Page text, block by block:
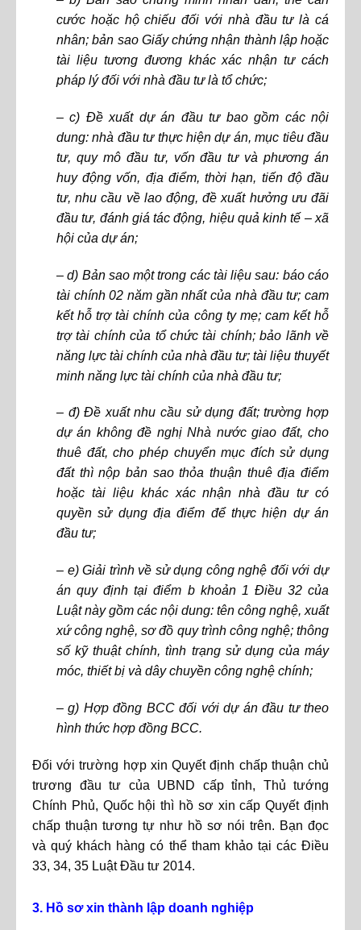
cước hoặc hộ chiếu đối với nhà đầu tư là cá
nhân; bản sao Giấy chứng nhận thành lập hoặc
tài liệu tương đương khác xác nhận tư cách
pháp lý đối với nhà đầu tư là tổ chức;
– c) Đề xuất dự án đầu tư bao gồm các nội
dung: nhà đầu tư thực hiện dự án, mục tiêu đầu
tư, quy mô đầu tư, vốn đầu tư và phương án
huy động vốn, địa điểm, thời hạn, tiến độ đầu
tư, nhu cầu về lao động, đề xuất hưởng ưu đãi
đầu tư, đánh giá tác động, hiệu quả kinh tế – xã
hội của dự án;
– d) Bản sao một trong các tài liệu sau: báo cáo
tài chính 02 năm gần nhất của nhà đầu tư; cam
kết hỗ trợ tài chính của công ty mẹ; cam kết hỗ
trợ tài chính của tổ chức tài chính; bảo lãnh về
năng lực tài chính của nhà đầu tư; tài liệu thuyết
minh năng lực tài chính của nhà đầu tư;
– đ) Đề xuất nhu cầu sử dụng đất; trường hợp
dự án không đề nghị Nhà nước giao đất, cho
thuê đất, cho phép chuyển mục đích sử dụng
đất thì nộp bản sao thỏa thuận thuê địa điểm
hoặc tài liệu khác xác nhận nhà đầu tư có
quyền sử dụng địa điểm để thực hiện dự án
đầu tư;
– e) Giải trình về sử dụng công nghệ đối với dự
án quy định tại điểm b khoản 1 Điều 32 của
Luật này gồm các nội dung: tên công nghệ, xuất
xứ công nghệ, sơ đồ quy trình công nghệ; thông
số kỹ thuật chính, tình trạng sử dụng của máy
móc, thiết bị và dây chuyền công nghệ chính;
– g) Hợp đồng BCC đối với dự án đầu tư theo
hình thức hợp đồng BCC.
Đối với trường hợp xin Quyết định chấp thuận chủ
trương đầu tư của UBND cấp tỉnh, Thủ tướng
Chính Phủ, Quốc hội thì hồ sơ xin cấp Quyết định
chấp thuận tương tự như hồ sơ nói trên. Bạn đọc
và quý khách hàng có thể tham khảo tại các Điều
33, 34, 35 Luật Đầu tư 2014.
3. Hồ sơ xin thành lập doanh nghiệp